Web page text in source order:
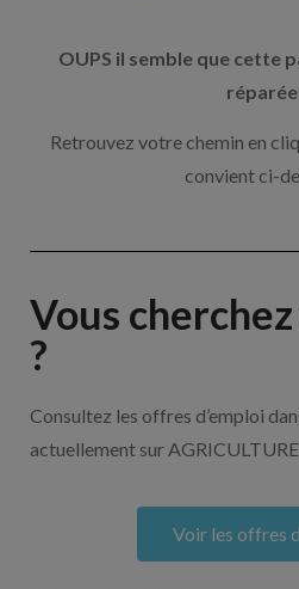
OUPS il semble que cette
réparée
Retrouvez votre chemin en
convient ci-
Vous
?
Consultez les offres d’emploi
actuellement sur
Voir les offres